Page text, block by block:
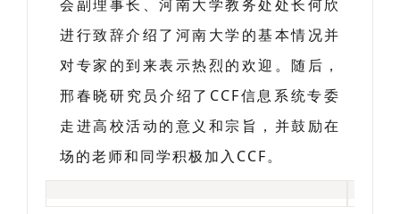
会副理事长、河南大学教务处处长何欣
进行致辞介绍了河南大学的基本情况并
对专家的到来表示热烈的欢迎。随后，
邢春晓研究员介绍了CCF信息系统专委
走进高校活动的意义和宗旨，并鼓励在
场的老师和同学积极加入CCF。